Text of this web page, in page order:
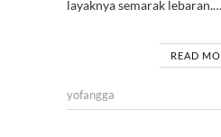
layaknya semarak lebaran.…
READ
yofangga